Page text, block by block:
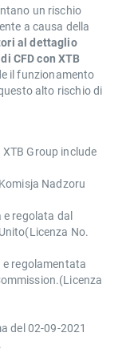
un rischio
a causa della
al dettaglio
CFD con XTB
il funzionamento
alto rischio di
Group include
Nadzoru
e regolata dal
No.
regolamentata
del 02-09-2021